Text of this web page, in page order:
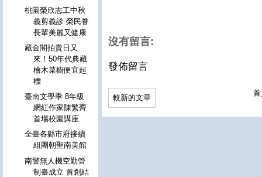
沒有留言:
發佈留言
較新的文章
桃園榮欣志工中秋
義剪義診 榮民眷
長輩美麗又健康
藏金閣拍賣日又
來！50年代典藏
檜木菜櫥便宜起
標
臺南文學季 8年級
網紅作家陳繁齊
首場校園講座
全臺各縣市府接續
組團朝聖南美館
南警無人機空勤管
制臺成立 首創結